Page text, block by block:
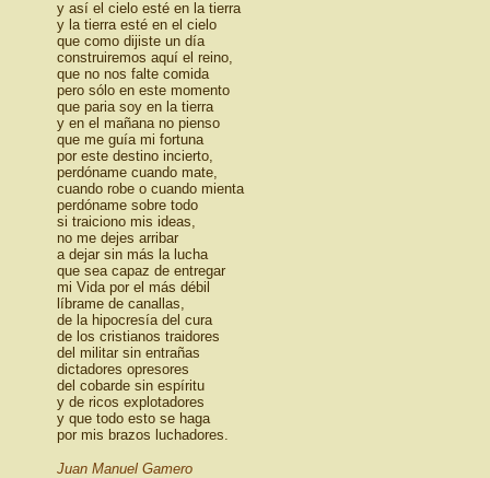
y así el cielo esté en la tierra
y la tierra esté en el cielo
que como dijiste un día
construiremos aquí el reino,
que no nos falte comida
pero sólo en este momento
que paria soy en la tierra
y en el mañana no pienso
que me guía mi fortuna
por este destino incierto,
perdóname cuando mate,
cuando robe o cuando mienta
perdóname sobre todo
si traiciono mis ideas,
no me dejes arribar
a dejar sin más la lucha
que sea capaz de entregar
mi Vida por el más débil
líbrame de canallas,
de la hipocresía del cura
de los cristianos traidores
del militar sin entrañas
dictadores opresores
del cobarde sin espíritu
y de ricos explotadores
y que todo esto se haga
por mis brazos luchadores.
Juan Manuel Gamero